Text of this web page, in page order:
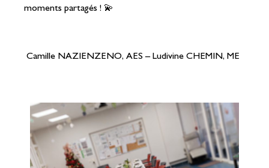
moments partagés ! 💫
Camille NAZIENZENO, AES –Ludivine CHEMIN, ME